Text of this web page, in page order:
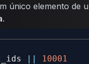
único elemento de
.
||
10001